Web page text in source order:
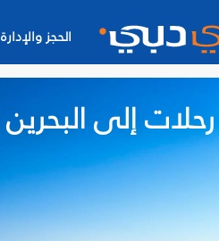
الحجز والإدارة
رحلات إلى البحرين